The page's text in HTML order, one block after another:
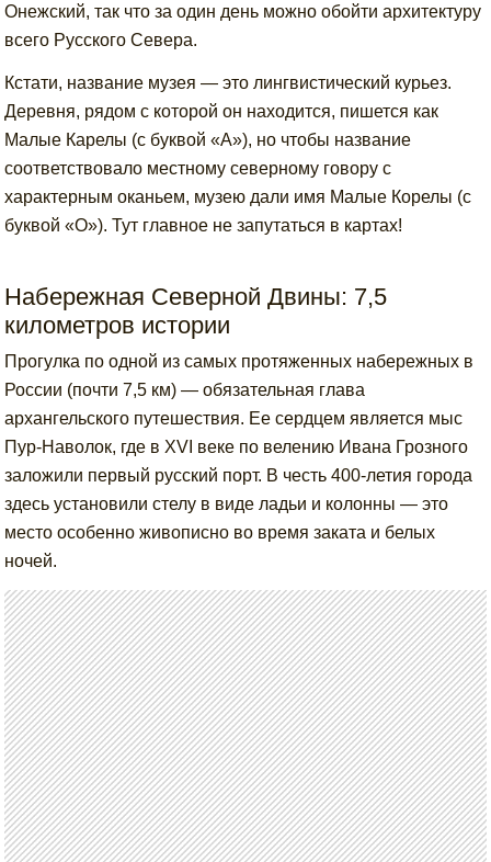
Онежский, так что за один день можно обойти архитектуру
всего Русского Севера.
Кстати, название музея — это лингвистический курьез.
Деревня, рядом с которой он находится, пишется как
Малые Карелы (с буквой «А»), но чтобы название
соответствовало местному северному говору с
характерным оканьем, музею дали имя Малые Корелы (с
буквой «О»). Тут главное не запутаться в картах!
Набережная Северной Двины: 7,5
километров истории
Прогулка по одной из самых протяженных набережных в
России (почти 7,5 км) — обязательная глава
архангельского путешествия. Ее сердцем является мыс
Пур-Наволок, где в XVI веке по велению Ивана Грозного
заложили первый русский порт. В честь 400-летия города
здесь установили стелу в виде ладьи и колонны — это
место особенно живописно во время заката и белых
ночей.